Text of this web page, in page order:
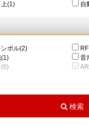
(1) 自
ボル(2)
音
(0)